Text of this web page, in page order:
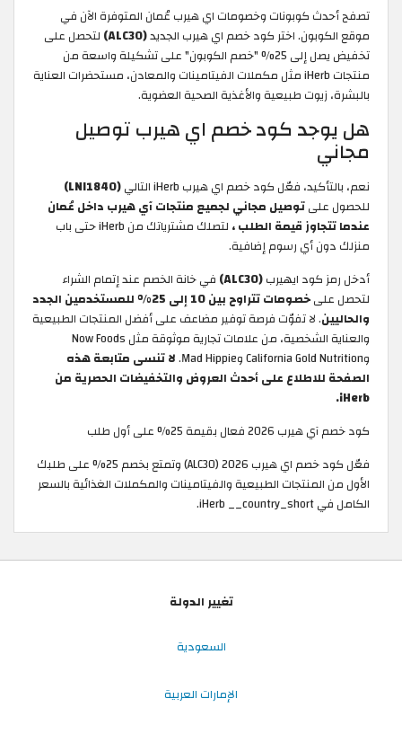
تصفح أحدث كوبونات وخصومات اي هيرب عُمان المتوفرة الآن في
موقع الكوبون. اختر كود خصم اي هيرب الجديد(ALC30)
لتحصل على
تخفيض يصل إلى 25% "خصم الكوبون" على تشكيلة واسعة من
منتجات iHerb مثل مكملات الفيتامينات والمعادن، مستحضرات العناية
بالبشرة، زيوت طبيعية والأغذية الصحية العضوية.
هل يوجد كود خصم اي هيرب توصيل
مجاني
نعم، بالتأكيد، فعّل كود خصم اي هيرب iHerb التالي
(LNI1840)
للحصول علىتوصيل مجاني لجميع منتجات آي هيرب داخل عُمان
عندما تتجاوز قيمة الطلب ،
لتصلك مشترياتك من iHerb حتى باب
منزلك دون أي رسوم إضافية.
أدخل رمز كود ايهيرب(ALC30)
في خانة الخصم عند إتمام الشراء
لتحصل على
خصومات تتراوح بين 10 إلى 25% للمستخدمين الجدد
والحاليين. لا تفوّت فرصة توفير مضاعف على أفضل المنتجات الطبيعية
والعناية الشخصية، من علامات تجارية موثوقة مثل Now Foods
وCalifornia Gold Nutrition وMad Hippie.
لا تنسى متابعة هذه
الصفحة للاطلاع على أحدث العروض والتخفيضات الحصرية من
iHerb.
كود خصم آي هيرب 2026 فعال بقيمة 25% على أول طلب
فعّل كود خصم اي هيرب 2026 (ALC30) وتمتع بخصم 25% على طلبك
الأول من المنتجات الطبيعية والفيتامينات والمكملات الغذائية بالسعر
الكامل في iHerb __country_short.
تغيير الدولة
السعودية
الإمارات العربية